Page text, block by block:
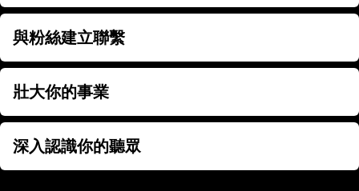
與粉絲建立聯繫
與粉絲建立聯繫
壯大你的事業
壯大你的事業
深入認識你的聽眾
深入認識你的聽眾